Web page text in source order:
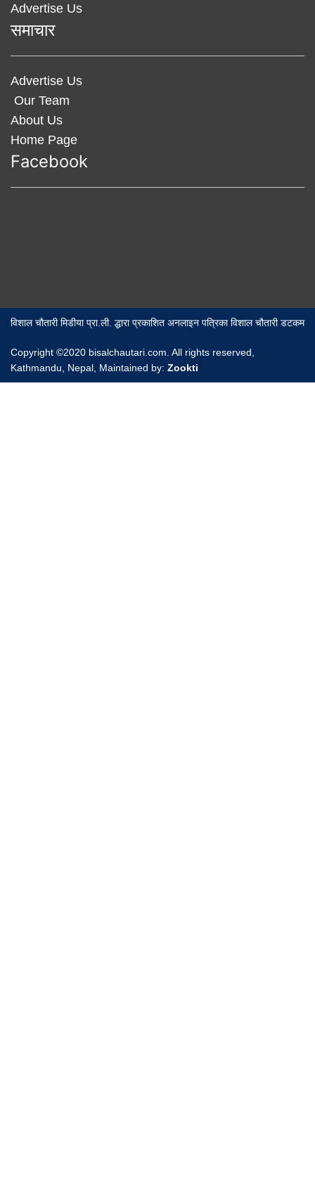
Advertise Us
समाचार
Advertise Us
Our Team
About Us
Home Page
Facebook
विशाल चौतारी मिडीया प्रा.ली. द्धारा प्रकाशित अनलाइन पत्रिका विशाल चौतारी डटकम
Copyright ©2020 bisalchautari.com. All rights reserved,
Kathmandu, Nepal, Maintained by: Zookti